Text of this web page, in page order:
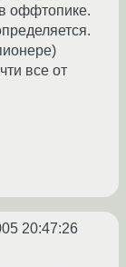
оффтопике.
все от
20:47:26